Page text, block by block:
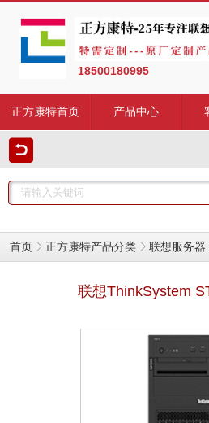
18500180995
正方康特首页 产品中心
首页 正方康特产品分类 联想服务器
联想ThinkSystem